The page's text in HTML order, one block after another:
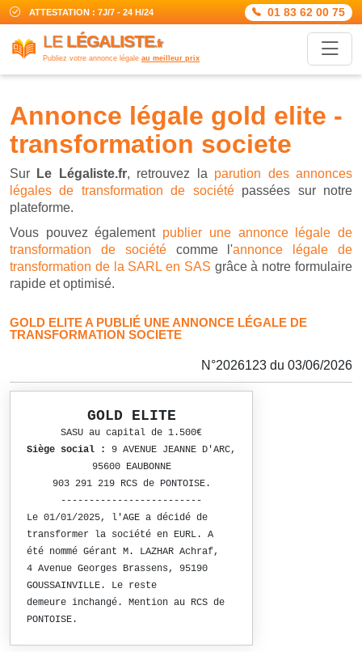
ATTESTATION : 7J/7 - 24 H/24 01 83 62 00 75
LE LÉGALISTE.fr
Publiez votre annonce légale au meilleur prix
annonce légale gold elite -
transformation societe
Sur Le Légaliste.fr, retrouvez la parution des annonces
légales de transformation de sociétépassées sur notre
plateforme.
Vous pouvez également publier une annonce légale de
transformation de sociétécomme l'annonce légale de
transformation de la SARL en SAS grâce à notre formulaire
rapide et optimisé.
GOLD ELITE A PUBLIÉ UNE ANNONCE LÉGALE DE
TRANSFORMATION SOCIETE
N°2026123 du 03/06/2026
GOLD ELITE
SASU au capital de 1.500€
Siège social : 9 AVENUE JEANNE D'ARC,
95600 EAUBONNE
903 291 219 RCS de PONTOISE.
-------------------------
Le 01/01/2025, l'AGE a décidé de
transformer la société en EURL. A
été nommé Gérant M. LAZHAR Achraf,
4 Avenue Georges Brassens, 95190
GOUSSAINVILLE. Le reste
demeure inchangé. Mention au RCS de
PONTOISE.